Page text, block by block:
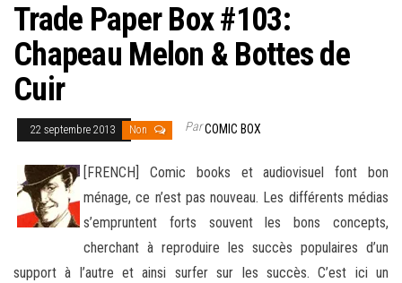
Trade Paper Box #103:
Chapeau Melon & Bottes de
Cuir
22 septembre 2013 Non ParCOMIC BOX
[FRENCH] Comic books et audiovisuel font bon
ménage, ce n’est pas nouveau. Les différents médias
s’empruntent forts souvent les bons concepts,
cherchant à reproduire les succès populaires d’un
support à l’autre et ainsi surfer sur les succès. C’est ici un